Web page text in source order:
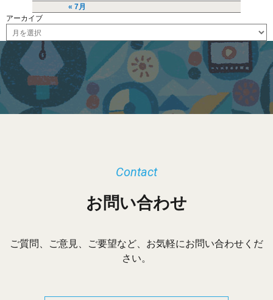
« 7月
アーカイブ
ー
ブ
お問い合わせ
Contact
ご質問、ご意見、ご要望など、お気軽にお問い合わせくだ
さい。